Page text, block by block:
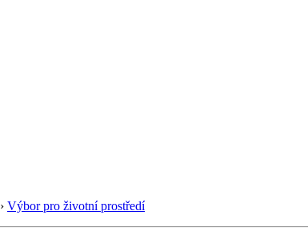
› Výbor pro životní prostředí